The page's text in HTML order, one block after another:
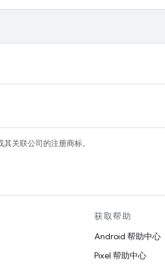
关联公司的注册商标。
获取帮助
Android 帮助中心
Pixel 帮助中心